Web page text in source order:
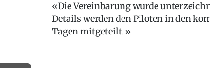
«Die Vereinbarung wurde
Details werden den Piloten in den
Tagen mitgeteilt.»